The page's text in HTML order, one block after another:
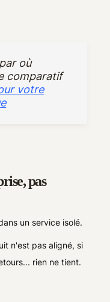
où
comparatif
votre
pas
un service isolé.
n'est pas aligné, si
rien ne tient.